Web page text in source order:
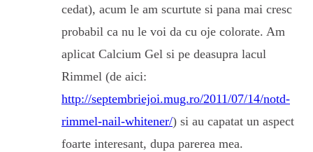
cedat), acum le am scurtute si pana mai cresc
probabil ca nu le voi da cu oje colorate. Am
aplicat Calcium Gel si pe deasupra lacul
Rimmel (de aici:
http://septembriejoi.mug.ro/2011/07/14/notd-
rimmel-nail-whitener/) si au capatat un aspect
foarte interesant, dupa parerea mea.